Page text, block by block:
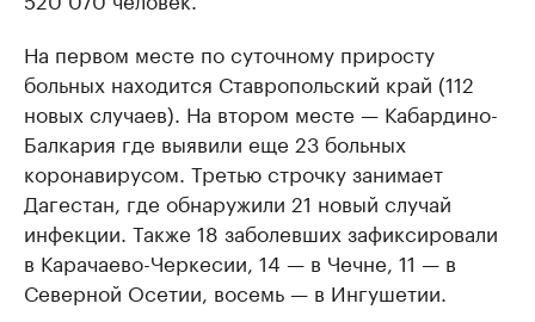
На первом месте по суточному приросту
больных находится Ставропольский край (112
новых случаев). На втором месте — Кабардино-
Балкария где выявили еще 23 больных
коронавирусом. Третью строчку занимает
Дагестан, где обнаружили 21 новый случай
инфекции. Также 18 заболевших зафиксировали
в Карачаево-Черкесии, 14 — в Чечне, 11 — в
Северной Осетии, восемь — в Ингушетии.